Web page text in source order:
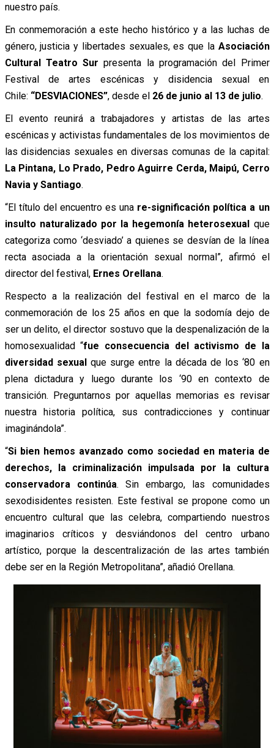
nuestro país.
En conmemoración a este hecho histórico y a las luchas de
género, justicia y libertades sexuales, es que la Asociación
Cultural Teatro Sur presenta la programación del Primer
Festival de artes escénicas y disidencia sexual en
Chile: “DESVIACIONES”, desde el 26 de junio al 13 de julio.
El evento reunirá a trabajadores y artistas de las artes
escénicas y activistas fundamentales de los movimientos de
las disidencias sexuales en diversas comunas de la capital:
La Pintana, Lo Prado, Pedro Aguirre Cerda, Maipú, Cerro
Navia y Santiago.
“El título del encuentro es una re-significación política a un
insulto naturalizado por la hegemonía heterosexual que
categoriza como ‘desviado’ a quienes se desvían de la línea
recta asociada a la orientación sexual normal”, afirmó el
director del festival, Ernes Orellana.
Respecto a la realización del festival en el marco de la
conmemoración de los 25 años en que la sodomía dejo de
ser un delito, el director sostuvo que la despenalización de la
homosexualidad “fue consecuencia del activismo de la
diversidad sexualque surge entre la década de los ‘80 en
plena dictadura y luego durante los ‘90 en contexto de
transición. Preguntarnos por aquellas memorias es revisar
nuestra historia política, sus contradicciones y continuar
imaginándola”.
“Si bien hemos avanzado como sociedad en materia de
derechos, la criminalización impulsada por la cultura
conservadora continúa. Sin embargo, las comunidades
sexodisidentes resisten. Este festival se propone como un
encuentro cultural que las celebra, compartiendo nuestros
imaginarios críticos y desviándonos del centro urbano
artístico, porque la descentralización de las artes también
debe ser en la Región Metropolitana”, añadió Orellana.